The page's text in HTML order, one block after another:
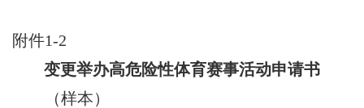
附件1-2
变更举办高危险性体育赛事活动申请书
（样本）